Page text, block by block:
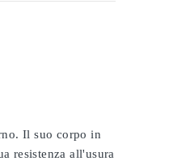
Il suo corpo in
resistenza all'usura